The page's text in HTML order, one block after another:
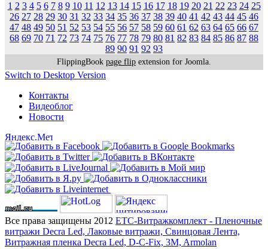
1 2 3 4 5 6 7 8 9 10 11 12 13 14 15 16 17 18 19 20 21 22 23 24 25
26 27 28 29 30 31 32 33 34 35 36 37 38 39 40 41 42 43 44 45 46
47 48 49 50 51 52 53 54 55 56 57 58 59 60 61 62 63 64 65 66 67
68 69 70 71 72 73 74 75 76 77 78 79 80 81 82 83 84 85 86 87 88
89 90 91 92 93
FlippingBook page flip extension for Joomla.
Switch to Desktop Version
Контакты
Видеоблог
Новости
Все права защищены 2012 ЕТС-Витражкомплект - Пленочные
витражи Decra Led, Лаковые витражи, Свинцовая Лента,
Витражная пленка Decra Led, D-C-Fix, 3M, Armolan